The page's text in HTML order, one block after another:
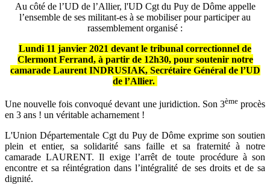
Au côté de l’UD de l’Allier, l'UD Cgt du Puy de Dôme appelle
l’ensemble de ses militant-es à se mobiliser pour participer au
rassemblement organisé :
Lundi 11 janvier 2021 devant le tribunal correctionnel de
Clermont Ferrand, à partir de 12h30, pour soutenir notre
camarade Laurent INDRUSIAK, Secrétaire Général de l’UD
de l’Allier.
Une nouvelle fois convoqué devant une juridiction. Son 3èmeprocès
en 3 ans ! un véritable acharnement !
L'Union Départementale Cgt du Puy de Dôme exprime son soutien
plein et entier, sa solidarité sans faille et sa fraternité à notre
camarade LAURENT. Il exige l’arrêt de toute procédure à son
encontre et sa réintégration dans l’intégralité de ses droits et de sa
dignité.